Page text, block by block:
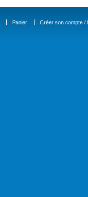
Panier Créer son compte /